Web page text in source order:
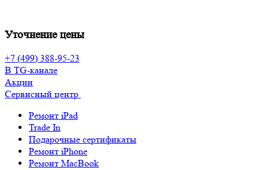
Уточнение цены
+7 (499) 388-95-23
В TG-канале
Акции
Сервисный центр
Ремонт iPad
Trade In
Подарочные сертификаты
Ремонт iPhone
Ремонт MacBook